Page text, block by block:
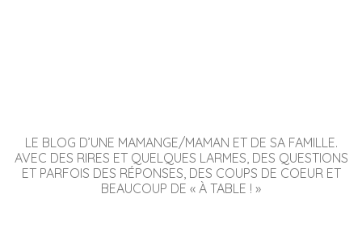
LE BLOG D’UNE MAMANGE/MAMAN ET DE SA FAMILLE.
AVEC DES RIRES ET QUELQUES LARMES, DES QUESTIONS
ET PARFOIS DES RÉPONSES, DES COUPS DE COEUR ET
BEAUCOUP DE « À TABLE ! »